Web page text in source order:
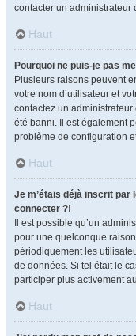
contacter un administrateur
Haut
Pourquoi ne puis-je pas
Plusieurs raisons peuvent
votre nom d’utilisateur et
contactez un
été banni. Il est également
problème de configuration
Haut
Je m’étais déjà inscrit par
connecter ?!
Il est possible qu’un
pour une quelconque
périodiquement les
de données. Si tel était le
participer plus activement
Haut